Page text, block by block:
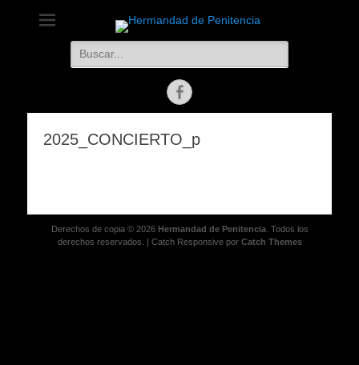
Hermandad de
Capas Pardas, Zamora
Buscar:
Facebook
2025_CONCIERTO_p
Derechos de copia © 2026 Hermandad de Penitencia. Todos los
derechos reservados. | Catch Responsive por Catch Themes